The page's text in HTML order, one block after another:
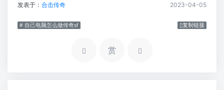
发表于： 合击传奇 2023-04-05
# 自己电脑怎么做传奇sf 复制链接
赏